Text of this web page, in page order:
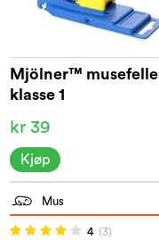
Mjölner™ musefelle
klasse 1
kr 39
Kjøp
Mus
4 (3)